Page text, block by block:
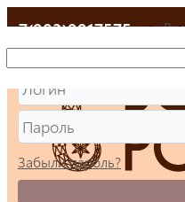
+7(903)9917575
Забыли пароль?